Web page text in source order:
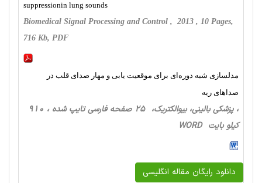
suppressionin lung sounds
Biomedical Signal Processing and Control , 2013 , 10 Pages,
716 Kb, PDF
مدلسازی شبه دوره‌ای برای موقعیت یابی و مهار صدای قلب در
صداهای ریه
، پزشکی بالینی، بیوالکتریک، 25 صفحه فارسی تایپ شده ، 910
کیلو بایت WORD
دانلود رایگان مقاله انگلیسی